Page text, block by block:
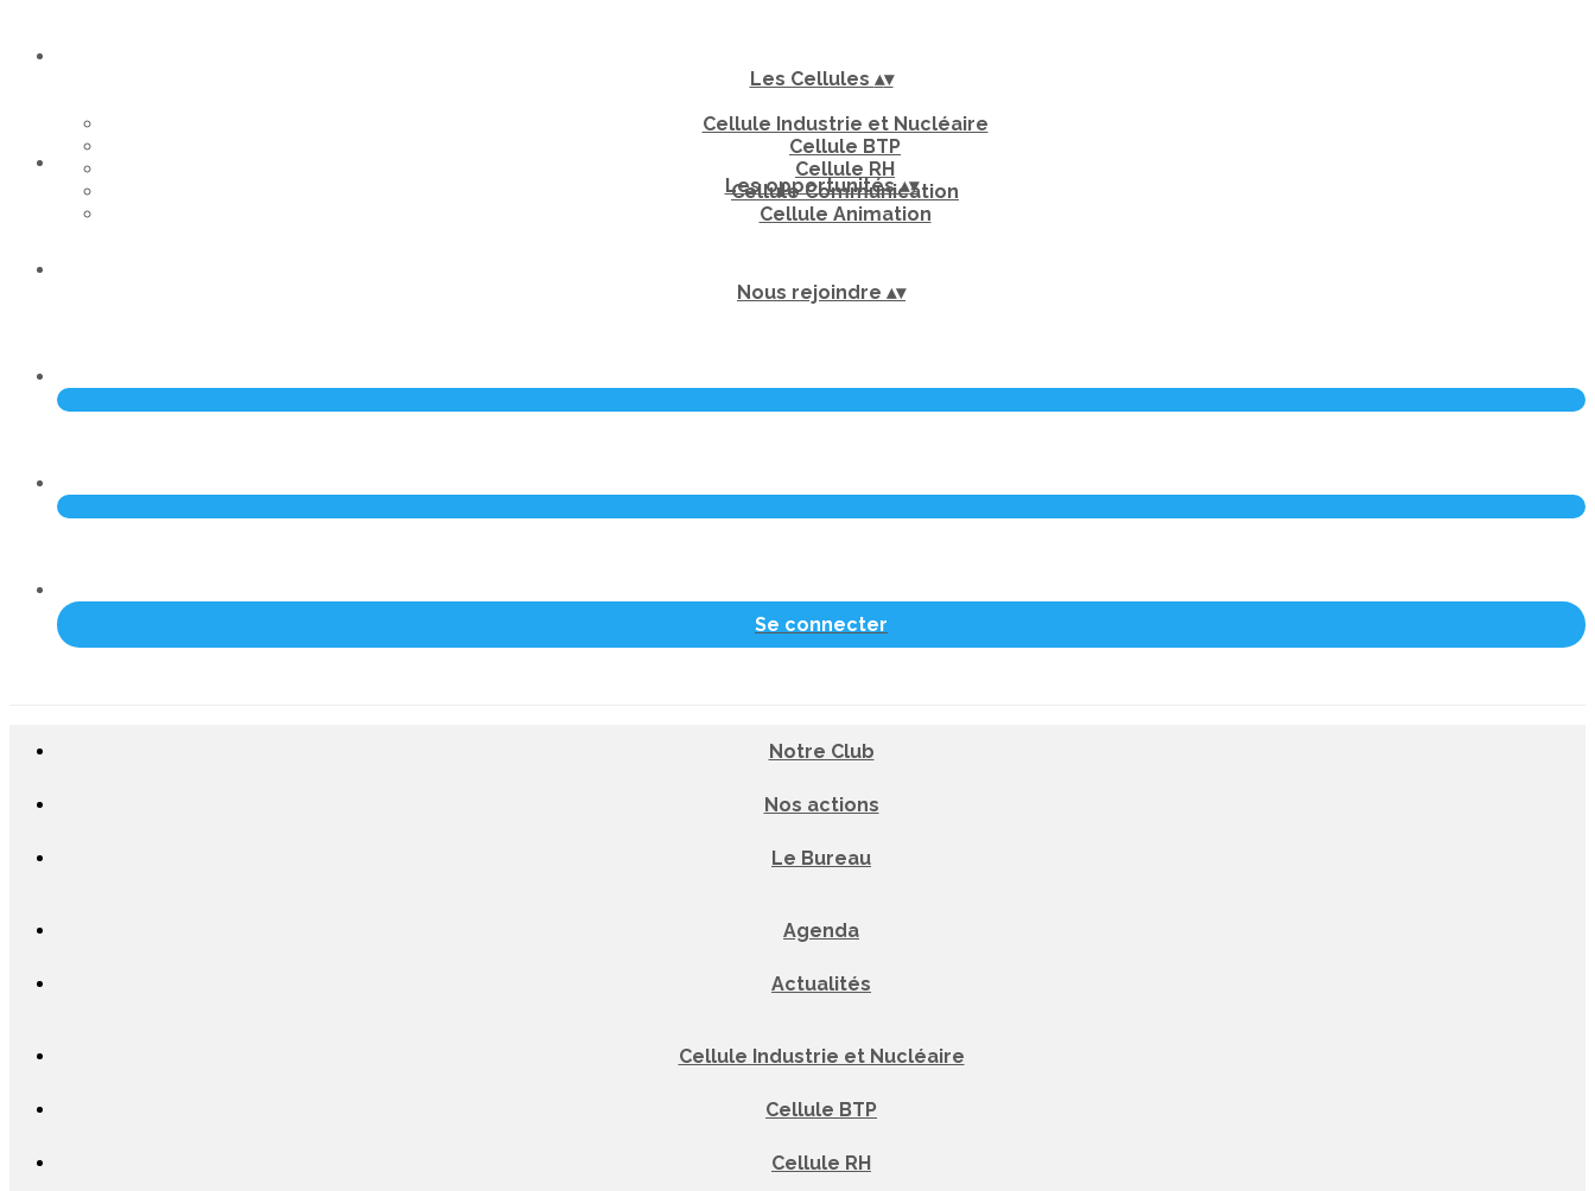
Les Cellules ▴▾
Cellule Industrie et Nucléaire
Cellule BTP
Cellule RH
Cellule Communication
Cellule Animation
Les opportunités▴▾
Nous rejoindre ▴▾
Se connecter
Notre Club
Nos actions
Le Bureau
Agenda
Actualités
Cellule Industrie et Nucléaire
Cellule BTP
Cellule RH